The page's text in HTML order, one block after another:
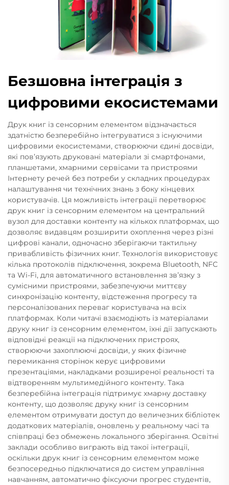
Безшовна інтеграція з
цифровими екосистемами
Друк книг із сенсорним елементом відзначається
здатністю безперебійно інтегруватися з існуючими
цифровими екосистемами, створюючи єдині досвіди,
які пов’язують друковані матеріали зі смартфонами,
планшетами, хмарними сервісами та пристроями
Інтернету речей без потреби у складних процедурах
налаштування чи технічних знань з боку кінцевих
користувачів. Ця можливість інтеграції перетворює
друк книг із сенсорним елементом на центральний
вузол для доставки контенту на кількох платформах, що
дозволяє видавцям розширити охоплення через різні
цифрові канали, одночасно зберігаючи тактильну
привабливість фізичних книг. Технологія використовує
кілька протоколів підключення, зокрема Bluetooth, NFC
та Wi-Fi, для автоматичного встановлення зв’язку з
сумісними пристроями, забезпечуючи миттєву
синхронізацію контенту, відстеження прогресу та
персоналізованих переваг користувача на всіх
платформах. Коли читачі взаємодіють із матеріалами
друку книг із сенсорним елементом, їхні дії запускають
відповідні реакції на підключених пристроях,
створюючи захоплюючі досвіди, у яких фізичне
перемикання сторінок керує цифровими
презентаціями, накладками розширеної реальності та
відтворенням мультимедійного контенту. Така
безперебійна інтеграція підтримує хмарну доставку
контенту, що дозволяє друку книг із сенсорним
елементом отримувати доступ до величезних бібліотек
додаткових матеріалів, оновлень у реальному часі та
співпраці без обмежень локального зберігання. Освітні
заклади особливо виграють від такої інтеграції,
оскільки друк книг із сенсорним елементом може
безпосередньо підключатися до систем управління
навчанням, автоматично фіксуючи прогрес студентів,